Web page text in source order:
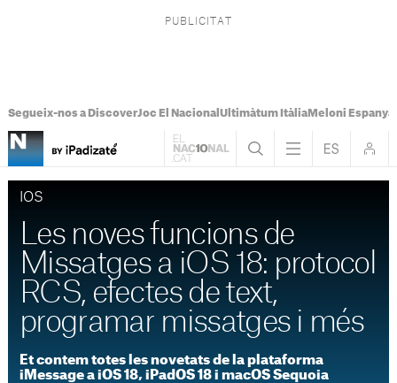
Segueix-nos a DiscoverJoc El Nacional Ultimàtum ItàliaMeloni Espanya
IOS
Les noves funcions de
Missatges a iOS 18: protocol
RCS, efectes de text,
programar missatges i més
Et contem totes les novetats de la plataforma
iMessage a iOS 18, iPadOS 18 i macOS Sequoia